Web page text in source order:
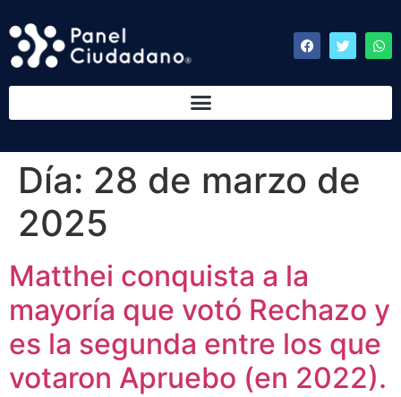
Día: 28 de marzo de
2025
Matthei conquista a la
mayoría que votó Rechazo y
es la segunda entre los que
votaron Apruebo (en 2022).